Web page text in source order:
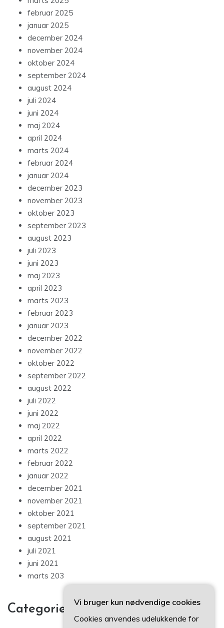
februar 2025
januar 2025
december 2024
november 2024
oktober 2024
september 2024
august 2024
juli 2024
juni 2024
maj 2024
april 2024
marts 2024
februar 2024
januar 2024
december 2023
november 2023
oktober 2023
september 2023
august 2023
juli 2023
juni 2023
maj 2023
april 2023
marts 2023
februar 2023
januar 2023
december 2022
november 2022
oktober 2022
september 2022
august 2022
juli 2022
juni 2022
maj 2022
april 2022
marts 2022
februar 2022
januar 2022
december 2021
november 2021
oktober 2021
september 2021
august 2021
juli 2021
juni 2021
marts 203
Categories
Vi bruger kun nødvendige cookies
Cookies anvendes udelukkende for